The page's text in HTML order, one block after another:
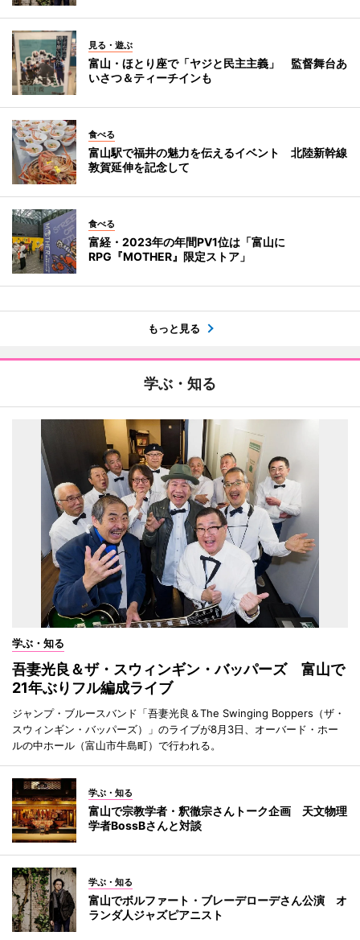
見る・遊ぶ
富山・ほとり座で「ヤジと民主主義」 監督舞台あ
いさつ＆ティーチインも
食べる
富山駅で福井の魅力を伝えるイベント 北陸新幹線
敦賀延伸を記念して
食べる
富経・2023年の年間PV1位は「富山に
RPG『MOTHER』限定ストア」
もっと見る
学ぶ・知る
学ぶ・知る
吾妻光良＆ザ・スウィンギン・バッパーズ 富山で
21年ぶりフル編成ライブ
ジャンプ・ブルースバンド「吾妻光良＆The Swinging Boppers（ザ・
スウィンギン・バッパーズ）」のライブが8月3日、オーバード・ホー
ルの中ホール（富山市牛島町）で行われる。
学ぶ・知る
富山で宗教学者・釈徹宗さんトーク企画 天文物理
学者BossBさんと対談
学ぶ・知る
富山でボルファート・ブレーデローデさん公演 オ
ランダ人ジャズピアニスト